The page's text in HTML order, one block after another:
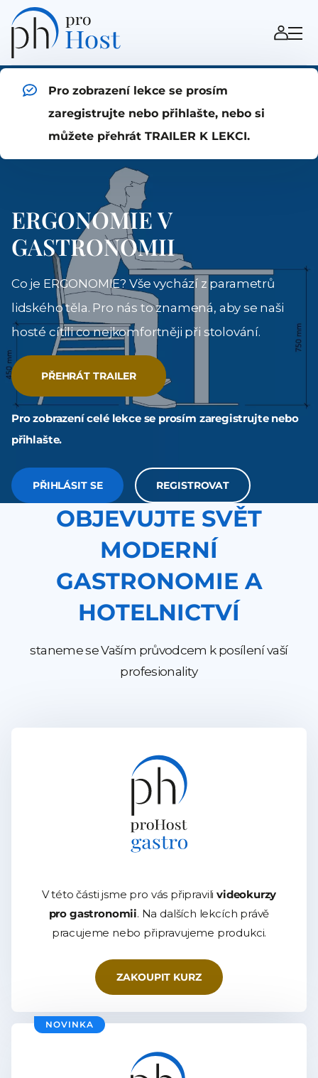
Pro zobrazení lekce se prosím
zaregistrujte nebo přihlašte, nebo si
můžete přehrát TRAILER K LEKCI.
ERGONOMIE V
GASTRONOMII
Co je ERGONOMIE? Vše vychází z parametrů
lidského těla. Pro nás to znamená, aby se naši
hosté cítili co nejkomfortněji při stolování.
PŘEHRÁT TRAILER
Pro zobrazení celé lekce se prosím zaregistrujte nebo
přihlašte.
PŘIHLÁSIT SE REGISTROVAT
OBJEVUJTE SVĚT
MODERNÍ
GASTRONOMIE A
HOTELNICTVÍ
staneme se Vaším průvodcem k posílení vaší
profesionality
V této části jsme pro vás připravilivideokurzy
pro gastronomii. Na dalších lekcích právě
pracujeme nebo připravujeme produkci.
ZAKOUPIT KURZ
NOVINKA